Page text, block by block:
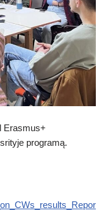
Erasmus+
programą.